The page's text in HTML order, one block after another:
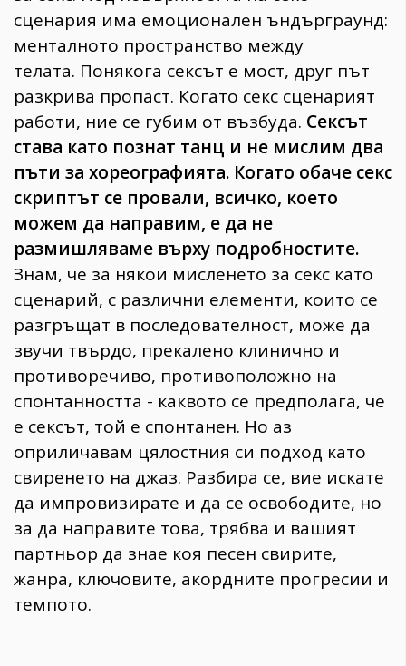
сценария има емоционален ъндърграунд:
менталното пространство между
телата. Понякога сексът е мост, друг път
разкрива пропаст. Когато секс сценарият
работи, ние се губим от възбуда. Сексът
става като познат танц и не мислим два
пъти за хореографията. Когато обаче секс
скриптът се провали, всичко, което
можем да направим, е да не
размишляваме върху подробностите.
Знам, че за някои мисленето за секс като
сценарий, с различни елементи, които се
разгръщат в последователност, може да
звучи твърдо, прекалено клинично и
противоречиво, противоположно на
спонтанността - каквото се предполага, че
е сексът, той е спонтанен. Но аз
оприличавам цялостния си подход като
свиренето на джаз. Разбира се, вие искате
да импровизирате и да се освободите, но
за да направите това, трябва и вашият
партньор да знае коя песен свирите,
жанра, ключовите, акордните прогресии и
темпото.